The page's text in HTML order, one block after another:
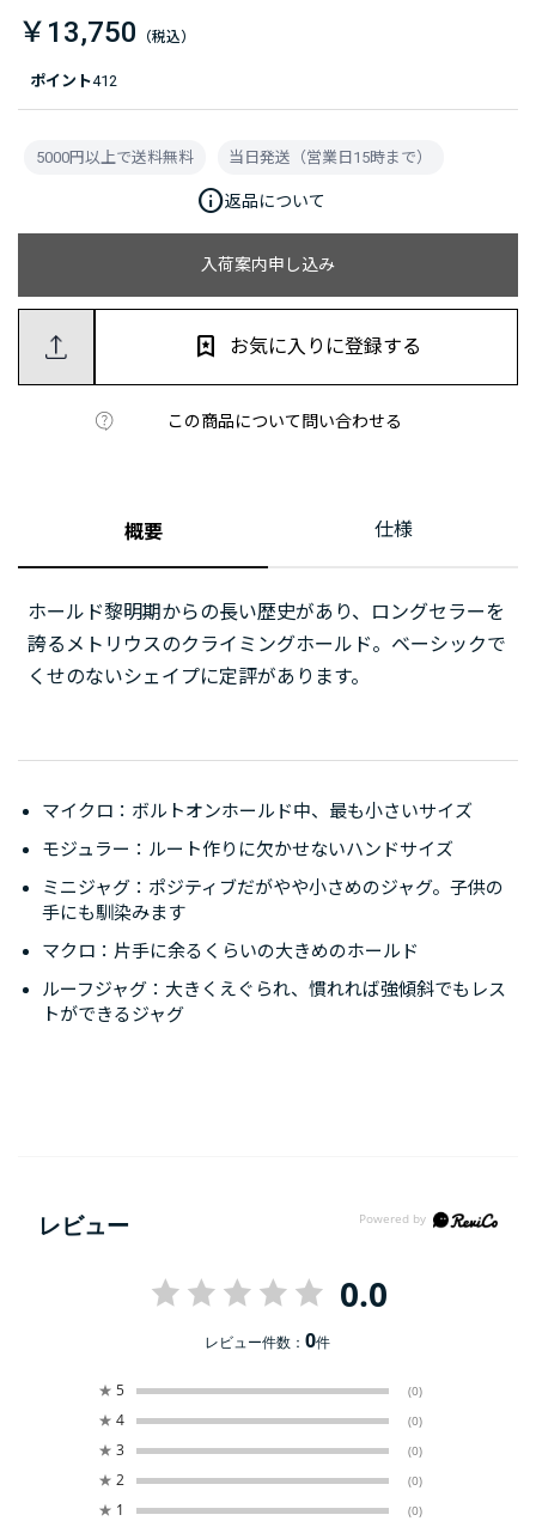
ポイント412
￥13,750
入荷案内申し込み
この商品について問い合わせる
お気に入りに登録する
5000円以上で送料無料 当日発送（営業日15時まで）
info返品について
概要 仕様
ホールド黎明期からの長い歴史があり、ロングセラーを
誇るメトリウスのクライミングホールド。ベーシックで
くせのないシェイプに定評があります。
マイクロ：ボルトオンホールド中、最も小さいサイズ
モジュラー：ルート作りに欠かせないハンドサイズ
ミニジャグ：ポジティブだがやや小さめのジャグ。子供の
手にも馴染みます
マクロ：片手に余るくらいの大きめのホールド
ルーフジャグ：大きくえぐられ、慣れれば強傾斜でもレス
トができるジャグ
レビュー
0.0
レビュー件数：0件
★ 5 (0)
★ 4 (0)
★ 3 (0)
★ 2 (0)
★ 1 (0)